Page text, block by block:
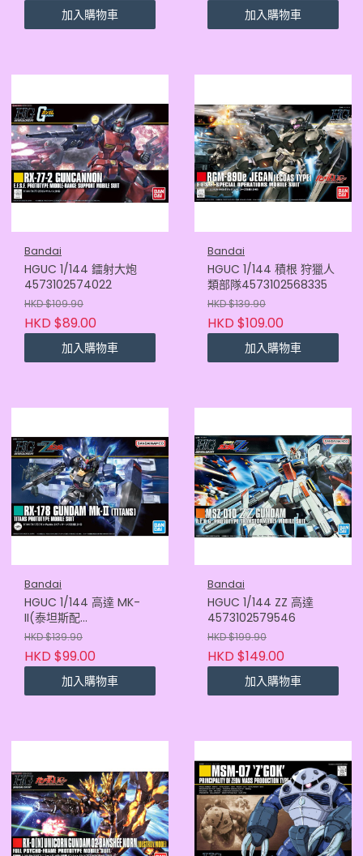
加入購物車 加入購物車
Bandai
HGUC 1/144 鐳射大炮
4573102574022
HKD $109.90
HKD $89.00
加入購物車
Bandai
HGUC 1/144 積根 狩獵人
類部隊4573102568335
HKD $139.90
HKD $109.00
加入購物車
Bandai
HGUC 1/144 高達 MK-
II(泰坦斯配
色)4573102579850
HKD $139.90
HKD $99.00
加入購物車
Bandai
HGUC 1/144 ZZ 高達
4573102579546
HKD $199.90
HKD $149.00
加入購物車